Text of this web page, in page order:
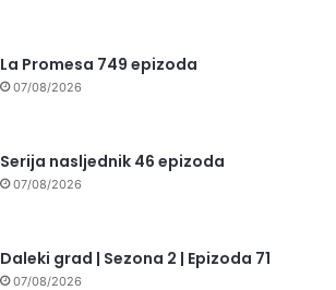
La Promesa 749 epizoda
07/08/2026
Serija nasljednik 46 epizoda
07/08/2026
Daleki grad | Sezona 2 | Epizoda 71
07/08/2026